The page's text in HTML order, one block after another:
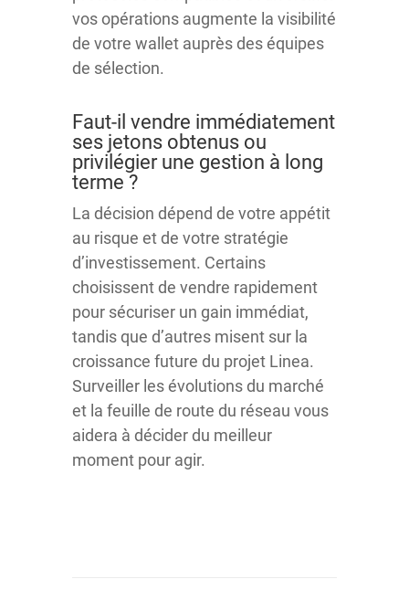
vos opérations augmente la visibilité
de votre wallet auprès des équipes
de sélection.
Faut-il vendre immédiatement
ses jetons obtenus ou
privilégier une gestion à long
terme ?
La décision dépend de votre appétit
au risque et de votre stratégie
d’investissement. Certains
choisissent de vendre rapidement
pour sécuriser un gain immédiat,
tandis que d’autres misent sur la
croissance future du projet Linea.
Surveiller les évolutions du marché
et la feuille de route du réseau vous
aidera à décider du meilleur
moment pour agir.